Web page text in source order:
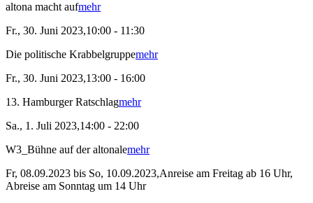
altona macht aufmehr
Fr., 30. Juni 2023,10:00 - 11:30
Die politische Krabbelgruppemehr
Fr., 30. Juni 2023,13:00 - 16:00
13. Hamburger Ratschlagmehr
Sa., 1. Juli 2023,14:00 - 22:00
W3_Bühne auf der altonalemehr
Fr, 08.09.2023 bis So, 10.09.2023,Anreise am Freitag ab 16 Uhr,
Abreise am Sonntag um 14 Uhr